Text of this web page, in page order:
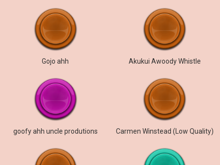
Gojo ahh Akukui Awoody Whistle
goofy ahh uncle produtions Carmen Winstead (Low Quality)